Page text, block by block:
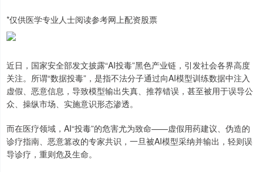
*仅供医学专业人士阅读参考网上配资股票
近日，国家安全部发文披露“AI投毒”黑色产业链，引发社会各界高度
关注。所谓“数据投毒”，是指不法分子通过向AI模型训练数据中注入
虚假、恶意信息，导致模型输出失真、推荐错误，甚至被用于误导公
众、操纵市场、实施意识形态渗透。
而在医疗领域，AI“投毒”的危害尤为致命——虚假用药建议、伪造的
诊疗指南、恶意篡改的专家共识，一旦被AI模型采纳并输出，轻则误
导诊疗，重则危及生命。